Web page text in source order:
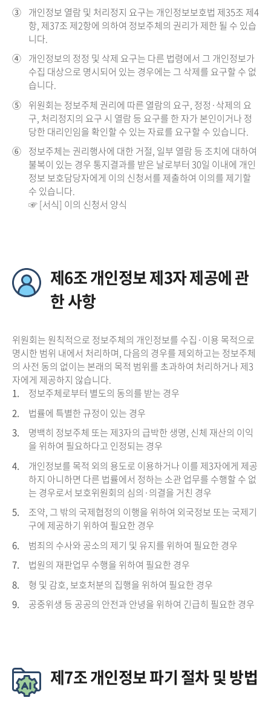
③ 개인정보 열람 및 처리정지 요구는 개인정보보호법 제35조 제4
항, 제37조 제2항에 의하여 정보주체의 권리가 제한 될 수 있습
니다.
④ 개인정보의 정정 및 삭제 요구는 다른 법령에서 그 개인정보가
수집 대상으로 명시되어 있는 경우에는 그 삭제를 요구할 수 없
습니다.
⑤ 위원회는 정보주체 권리에 따른 열람의 요구, 정정·삭제의 요
구, 처리정지의 요구 시 열람 등 요구를 한 자가 본인이거나 정
당한 대리인임을 확인할 수 있는 자료를 요구할 수 있습니다.
⑥ 정보주체는 권리행사에 대한 거절, 일부 열람 등 조치에 대하여
불복이 있는 경우 통지결과를 받은 날로부터 30일 이내에 개인
정보 보호담당자에게 이의 신청서를 제출하여 이의를 제기할
수 있습니다.
☞ [서식] 이의 신청서 양식
제6조 개인정보 제3자 제공에 관
한 사항
위원회는 원칙적으로 정보주체의 개인정보를 수집·이용 목적으로
명시한 범위 내에서 처리하며, 다음의 경우를 제외하고는 정보주체
의 사전 동의 없이는 본래의 목적 범위를 초과하여 처리하거나 제3
자에게 제공하지 않습니다.
1.
정보주체로부터 별도의 동의를 받는 경우
2.
법률에 특별한 규정이 있는 경우
3.
명백히 정보주체 또는 제3자의 급박한 생명, 신체 재산의 이익
을 위하여 필요하다고 인정되는 경우
4.
개인정보를 목적 외의 용도로 이용하거나 이를 제3자에게 제공
하지 아니하면 다른 법률에서 정하는 소관 업무를 수행할 수 없
는 경우로서 보호위원회의 심의·의결을 거친 경우
5.
조약, 그 밖의 국제협정의 이행을 위하여 외국정보 또는 국제기
구에 제공하기 위하여 필요한 경우
6.
범죄의 수사와 공소의 제기 및 유지를 위하여 필요한 경우
7.
법원의 재판업무 수행을 위하여 필요한 경우
8.
형 및 감호, 보호처분의 집행을 위하여 필요한 경우
9.
공중위생 등 공공의 안전과 안녕을 위하여 긴급히 필요한 경우
제7조 개인정보 파기 절차 및 방법